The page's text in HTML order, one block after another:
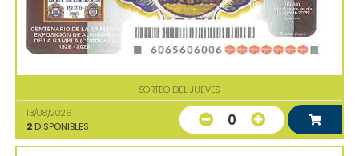
SORTEO DEL JUEVES
13/08/2026
2 DISPONIBLES 0